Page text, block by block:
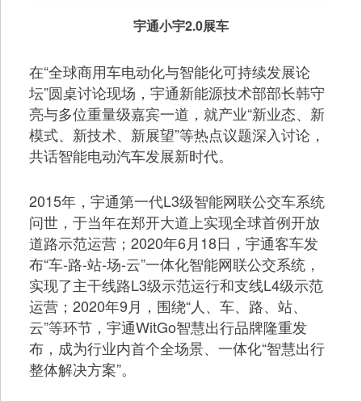
宇通小宇2.0展车
在“全球商用车电动化与智能化可持续发展论
坛”圆桌讨论现场，宇通新能源技术部部长韩守
亮与多位重量级嘉宾一道，就产业“新业态、新
模式、新技术、新展望”等热点议题深入讨论，
共话智能电动汽车发展新时代。
2015年，宇通第一代L3级智能网联公交车系统
问世，于当年在郑开大道上实现全球首例开放
道路示范运营；2020年6月18日，宇通客车发
布“车-路-站-场-云”一体化智能网联公交系统，
实现了主干线路L3级示范运行和支线L4级示范
运营；2020年9月，围绕“人、车、路、站、
云”等环节，宇通WitGo智慧出行品牌隆重发
布，成为行业内首个全场景、一体化“智慧出行
整体解决方案”。